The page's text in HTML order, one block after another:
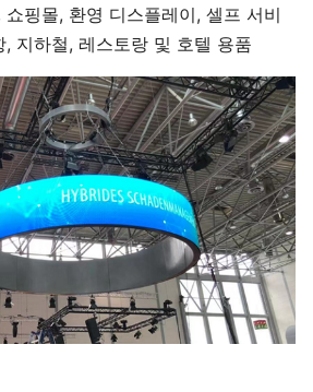
핑몰, 환영 디스플레이, 셀프 서비
지하철, 레스토랑 및 호텔 용품